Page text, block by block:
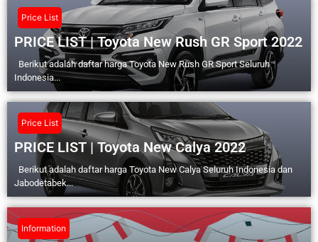
Price List
PRICE LIST | Toyota New Rush GR Sport 2022
Berikut adalah daftar harga Toyota New Rush GR Sport Seluruh
Indonesia...
Price List
PRICE LIST | Toyota New Calya 2022
Berikut adalah daftar harga Toyota New Calya Seluruh Indonesia dan
Jabodetabek...
Information